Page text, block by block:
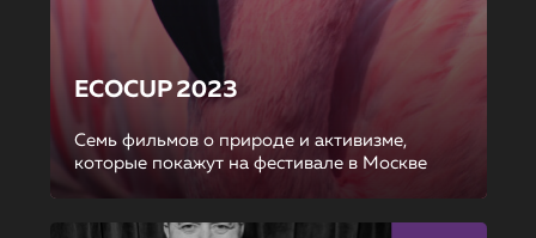
ECOCUP 2023
Семь фильмов о природе и активизме,
которые покажут на фестивале в Москве